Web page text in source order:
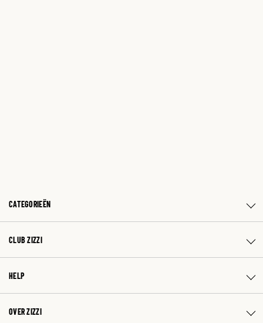
CATEGORIEËN
CLUB ZIZZI
HELP
OVER ZIZZI